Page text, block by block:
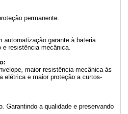
permanente.
automatização garante à bateria
resistência mecânica.
maior resistência mecânica às
elétrica e maior proteção a curtos-
Garantindo a qualidade e preservando